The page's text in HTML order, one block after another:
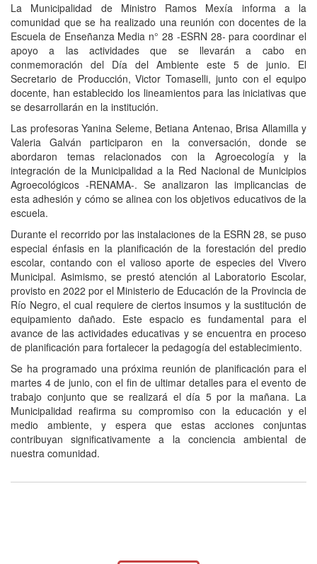
La Municipalidad de Ministro Ramos Mexía informa a la
comunidad que se ha realizado una reunión con docentes de la
Escuela de Enseñanza Media n° 28 -ESRN 28- para coordinar el
apoyo a las actividades que se llevarán a cabo en
conmemoración del Día del Ambiente este 5 de junio. El
Secretario de Producción, Victor Tomaselli, junto con el equipo
docente, han establecido los lineamientos para las iniciativas que
se desarrollarán en la institución.
Las profesoras Yanina Seleme, Betiana Antenao, Brisa Allamilla y
Valeria Galván participaron en la conversación, donde se
abordaron temas relacionados con la Agroecología y la
integración de la Municipalidad a la Red Nacional de Municipios
Agroecológicos -RENAMA-. Se analizaron las implicancias de
esta adhesión y cómo se alinea con los objetivos educativos de la
escuela.
Durante el recorrido por las instalaciones de la ESRN 28, se puso
especial énfasis en la planificación de la forestación del predio
escolar, contando con el valioso aporte de especies del Vivero
Municipal. Asimismo, se prestó atención al Laboratorio Escolar,
provisto en 2022 por el Ministerio de Educación de la Provincia de
Río Negro, el cual requiere de ciertos insumos y la sustitución de
equipamiento dañado. Este espacio es fundamental para el
avance de las actividades educativas y se encuentra en proceso
de planificación para fortalecer la pedagogía del establecimiento.
Se ha programado una próxima reunión de planificación para el
martes 4 de junio, con el fin de ultimar detalles para el evento de
trabajo conjunto que se realizará el día 5 por la mañana. La
Municipalidad reafirma su compromiso con la educación y el
medio ambiente, y espera que estas acciones conjuntas
contribuyan significativamente a la conciencia ambiental de
nuestra comunidad.